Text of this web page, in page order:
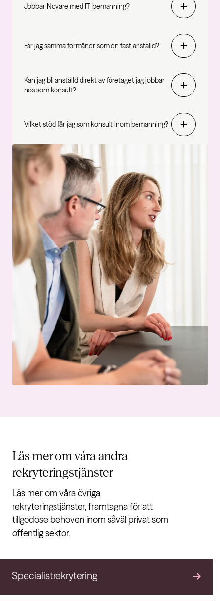
Jobbar Novare med IT-bemanning?
Får jag samma förmåner som en fast anställd?
Kan jag bli anställd direkt av företaget jag jobbar
hos som konsult?
Vilket stöd får jag som konsult inom bemanning?
Läs mer om våra andra
rekryteringstjänster
Läs mer om våra övriga
rekryteringstjänster, framtagna för att
tillgodose behoven inom såväl privat som
offentlig sektor.
Specialistrekrytering